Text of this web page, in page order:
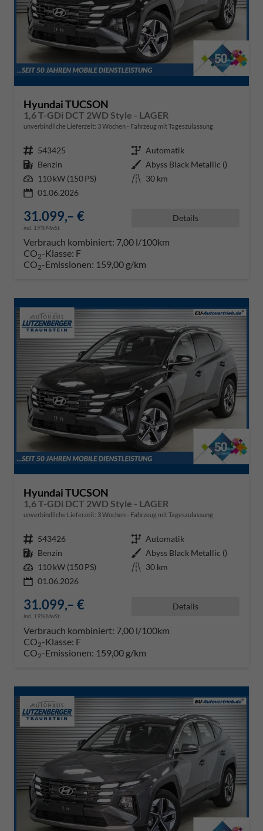
Hyundai TUCSON
1,6 T-GDi DCT 2WD Style - LAGER
unverbindliche Lieferzeit: 3 Wochen Fahrzeug mit Tageszulassung
Fahrzeugnr. 543425 Getriebe Automatik
Kraftstoff Benzin Außenfarbe Abyss Black Metallic ()
Leistung 110 kW (150 PS) Kilometerstand 30 km
01.06.2026
31.099,– €
incl. 19% MwSt.
Details
Verbrauch kombiniert: 7,00 l/100km
CO2-Klasse: F
CO2-Emissionen: 159,00 g/km
Hyundai TUCSON
1,6 T-GDi DCT 2WD Style - LAGER
unverbindliche Lieferzeit: 3 Wochen Fahrzeug mit Tageszulassung
Fahrzeugnr. 543426 Getriebe Automatik
Kraftstoff Benzin Außenfarbe Abyss Black Metallic ()
Leistung 110 kW (150 PS) Kilometerstand 30 km
01.06.2026
31.099,– €
incl. 19% MwSt.
Details
Verbrauch kombiniert: 7,00 l/100km
CO2-Klasse: F
CO2-Emissionen: 159,00 g/km